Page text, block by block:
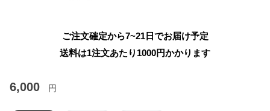
ご注文確定から7~21日でお届け予定
送料は1注文あたり 1000円かかります
6,000 円